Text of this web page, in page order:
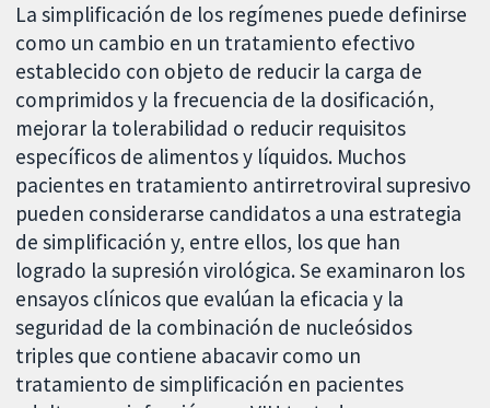
La simplificación de los regímenes puede definirse
como un cambio en un tratamiento efectivo
establecido con objeto de reducir la carga de
comprimidos y la frecuencia de la dosificación,
mejorar la tolerabilidad o reducir requisitos
específicos de alimentos y líquidos. Muchos
pacientes en tratamiento antirretroviral supresivo
pueden considerarse candidatos a una estrategia
de simplificación y, entre ellos, los que han
logrado la supresión virológica. Se examinaron los
ensayos clínicos que evalúan la eficacia y la
seguridad de la combinación de nucleósidos
triples que contiene abacavir como un
tratamiento de simplificación en pacientes